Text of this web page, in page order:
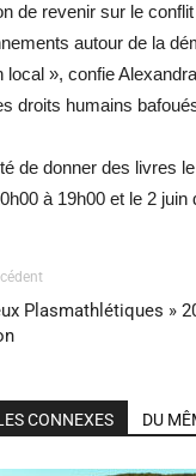
de revenir sur le
autour de la
local », confie
droits humains
de donner des livres
à 19h00 et le 2 juin
Plasmathlétiques »
CONNEXES DU